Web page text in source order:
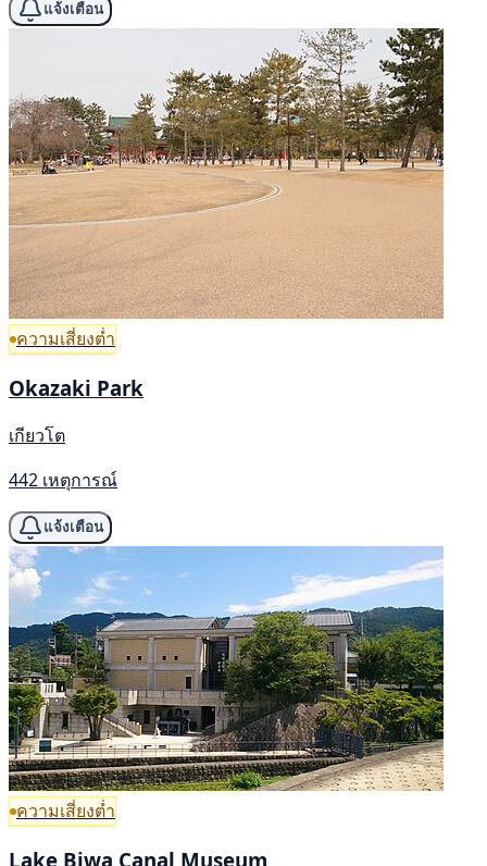
แจ้งเตือน
ความเสี่ยงต่ำ
Okazaki Park
เกียวโต
442 เหตุการณ์
แจ้งเตือน
ความเสี่ยงต่ำ
Lake Biwa Canal Museum